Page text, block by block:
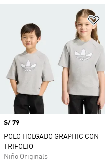
Precio
S/ 79
POLO HOLGADO GRAPHIC CON
TRIFOLIO
Niño Originals